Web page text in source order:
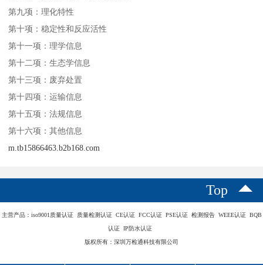
第九项：理化特性
第十项：稳定性和反应活性
第十一项：理学信息
第十二项：生态学信息
第十三项：废弃处置
第十四项：运输信息
第十五项：法规信息
第十六项：其他信息
m.tb15866463.b2b168.com
Top
主营产品：iso9001质量认证 质量检测认证 CE认证 FCC认证 PSE认证 检测报告 WEEE认证 BQB
认证 IP防水认证
版权所有：深圳万检通科技有限公司